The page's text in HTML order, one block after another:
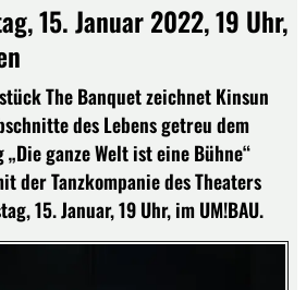
15. Januar 2022, 19 Uhr,
The Banquet zeichnet Kinsun
des Lebens getreu dem
ganze Welt ist eine Bühne“
der Tanzkompanie des Theaters
15. Januar, 19 Uhr, im UM!BAU.